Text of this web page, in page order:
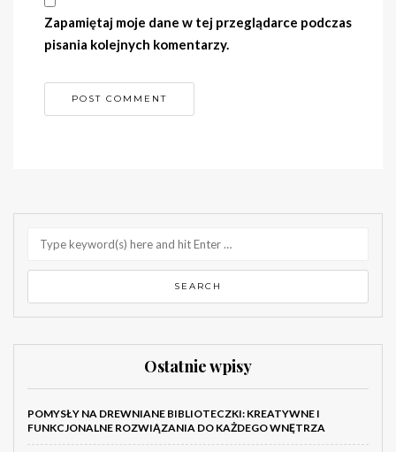
Zapamiętaj moje dane w tej przeglądarce podczas
pisania kolejnych komentarzy.
Ostatnie wpisy
POMYSŁY NA DREWNIANE BIBLIOTECZKI: KREATYWNE I
FUNKCJONALNE ROZWIĄZANIA DO KAŻDEGO WNĘTRZA